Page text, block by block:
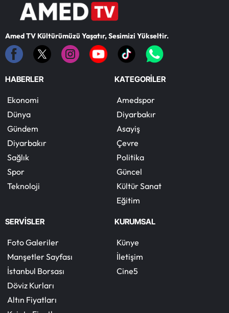
Amed TV Kültürümüzü Yaşatır, Sesimizi Yükseltir.
HABERLER
Ekonomi
Dünya
Gündem
Diyarbakır
Sağlık
Spor
Teknoloji
KATEGORİLER
Amedspor
Diyarbakır
Asayiş
Çevre
Politika
Güncel
Kültür Sanat
Eğitim
SERVİSLER
Foto Galeriler
Manşetler Sayfası
İstanbul Borsası
Döviz Kurları
Altın Fiyatları
KURUMSAL
Künye
İletişim
Cine5